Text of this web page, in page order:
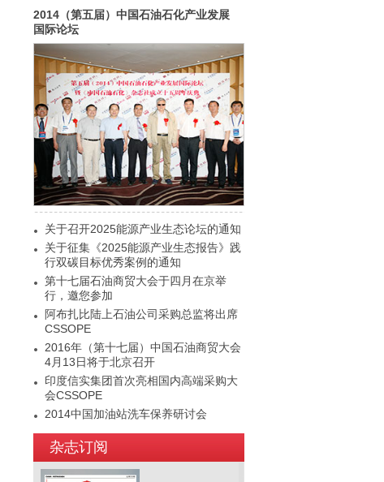
2014（第五届）中国石油石化产业发展
国际论坛
关于召开2025能源产业生态论坛的通知
关于征集《2025能源产业生态报告》践
行双碳目标优秀案例的通知
第十七届石油商贸大会于四月在京举
行，邀您参加
阿布扎比陆上石油公司采购总监将出席
CSSOPE
2016年（第十七届）中国石油商贸大会
4月13日将于北京召开
印度信实集团首次亮相国内高端采购大
会CSSOPE
2014中国加油站洗车保养研讨会
2015年（第十二届）中国国际油品行业
年终大会即将召开
杂志订阅